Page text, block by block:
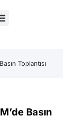
Toplantısı
Basın